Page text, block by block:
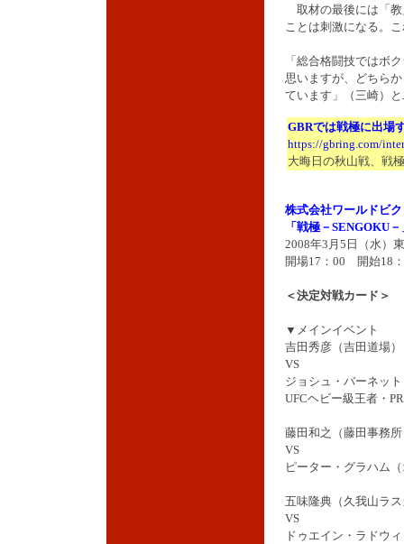
取材の最後には「教
ことは刺激になる。
「総合格闘技ではボ
思いますが、どちら
ています」（三崎）
GBRでは戦極に出場
https://gbring.com/
大晦日の秋山戦、戦
株式会社ワールドビ
「戦極－SENGOKU－
2008年3月5日（水）
開場17：00 開始18
＜決定対戦カード＞
▼メインイベント
吉田秀彦（吉田道場）
VS
ジョシュ・バーネッ
UFCヘビー級王者・
藤田和之（藤田事務所
VS
ピーター・グラハム
五味隆典（久我山ラ
VS
ドゥエイン・ラドウ